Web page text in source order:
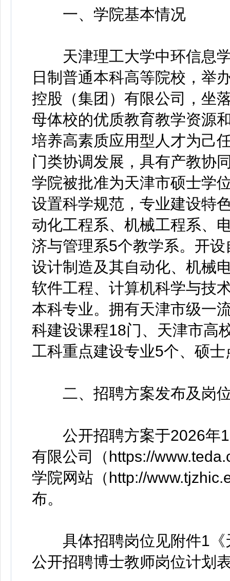
一、学院基本情况
天津理工大学中环信息学
日制普通本科高等院校，举
控股（集团）有限公司，坐
母体校的优质教育教学资源
培养高素质应用型人才为己
门类协调发展，具有产教协
学院被批准为天津市硕士学
设置科学规范，专业建设特
动化工程系、机械工程系、
济与管理系5个教学系。开
设计制造及其自动化、机械
软件工程、计算机科学与技
本科专业。拥有天津市级一
科建设课程18门、天津市高
工科重点建设专业5个、硕
二、招聘方案发布及岗
公开招聘方案于2026年1
有限公司（https://
学院网站（http://
布。
具体招聘岗位见附件1《
公开招聘博士教师岗位计划